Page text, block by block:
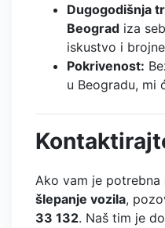
Dugogodišnja
Beograd iza
iskustvo i
Pokrivenost:
u Beogradu, mi
Ako vam je potrebna
šlepanje vozila,
33 132. Naš tim je